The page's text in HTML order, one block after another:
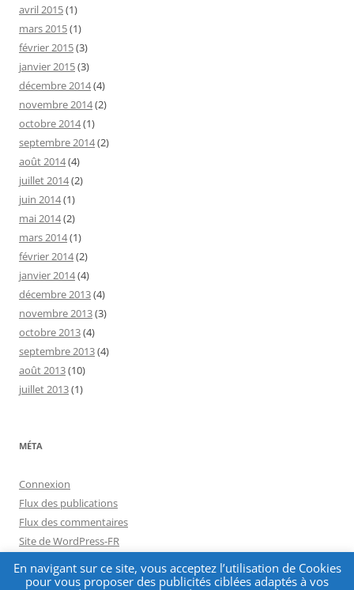
avril 2015(1)
mars 2015(1)
février 2015(3)
janvier 2015(3)
décembre 2014(4)
novembre 2014(2)
octobre 2014(1)
septembre 2014(2)
août 2014(4)
juillet 2014(2)
juin 2014(1)
mai 2014(2)
mars 2014(1)
février 2014(2)
janvier 2014(4)
décembre 2013(4)
novembre 2013(3)
octobre 2013(4)
septembre 2013(4)
août 2013(10)
juillet 2013(1)
MÉTA
Connexion
Flux des publications
Flux des commentaires
Site de WordPress-FR
En navigant sur ce site, vous acceptez l’utilisation de Cookies
pour vous proposer des publicités ciblées adaptés à vos